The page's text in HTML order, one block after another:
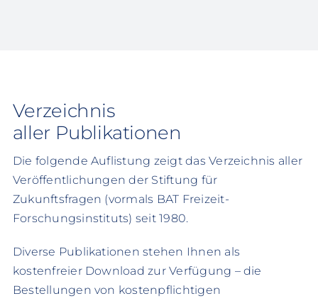
Verzeichnis
aller Publikationen
Die folgende Auflistung zeigt das Verzeichnis aller
Veröffentlichungen der Stiftung für
Zukunftsfragen (vormals BAT Freizeit-
Forschungsinstituts) seit 1980.
Diverse Publikationen stehen Ihnen als
kostenfreier Download zur Verfügung – die
Bestellungen von kostenpflichtigen